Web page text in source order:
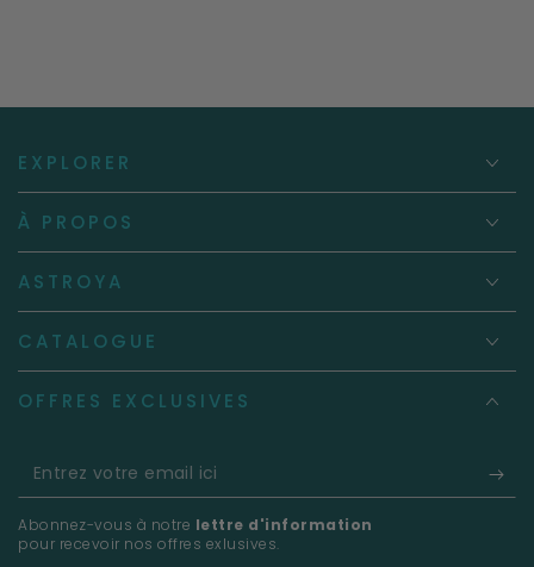
EXPLORER
À PROPOS
ASTROYA
CATALOGUE
OFFRES EXCLUSIVES
Entrez
votre
email
Abonnez-vous à notre lettre d'information
pour recevoir nos offres exlusives.